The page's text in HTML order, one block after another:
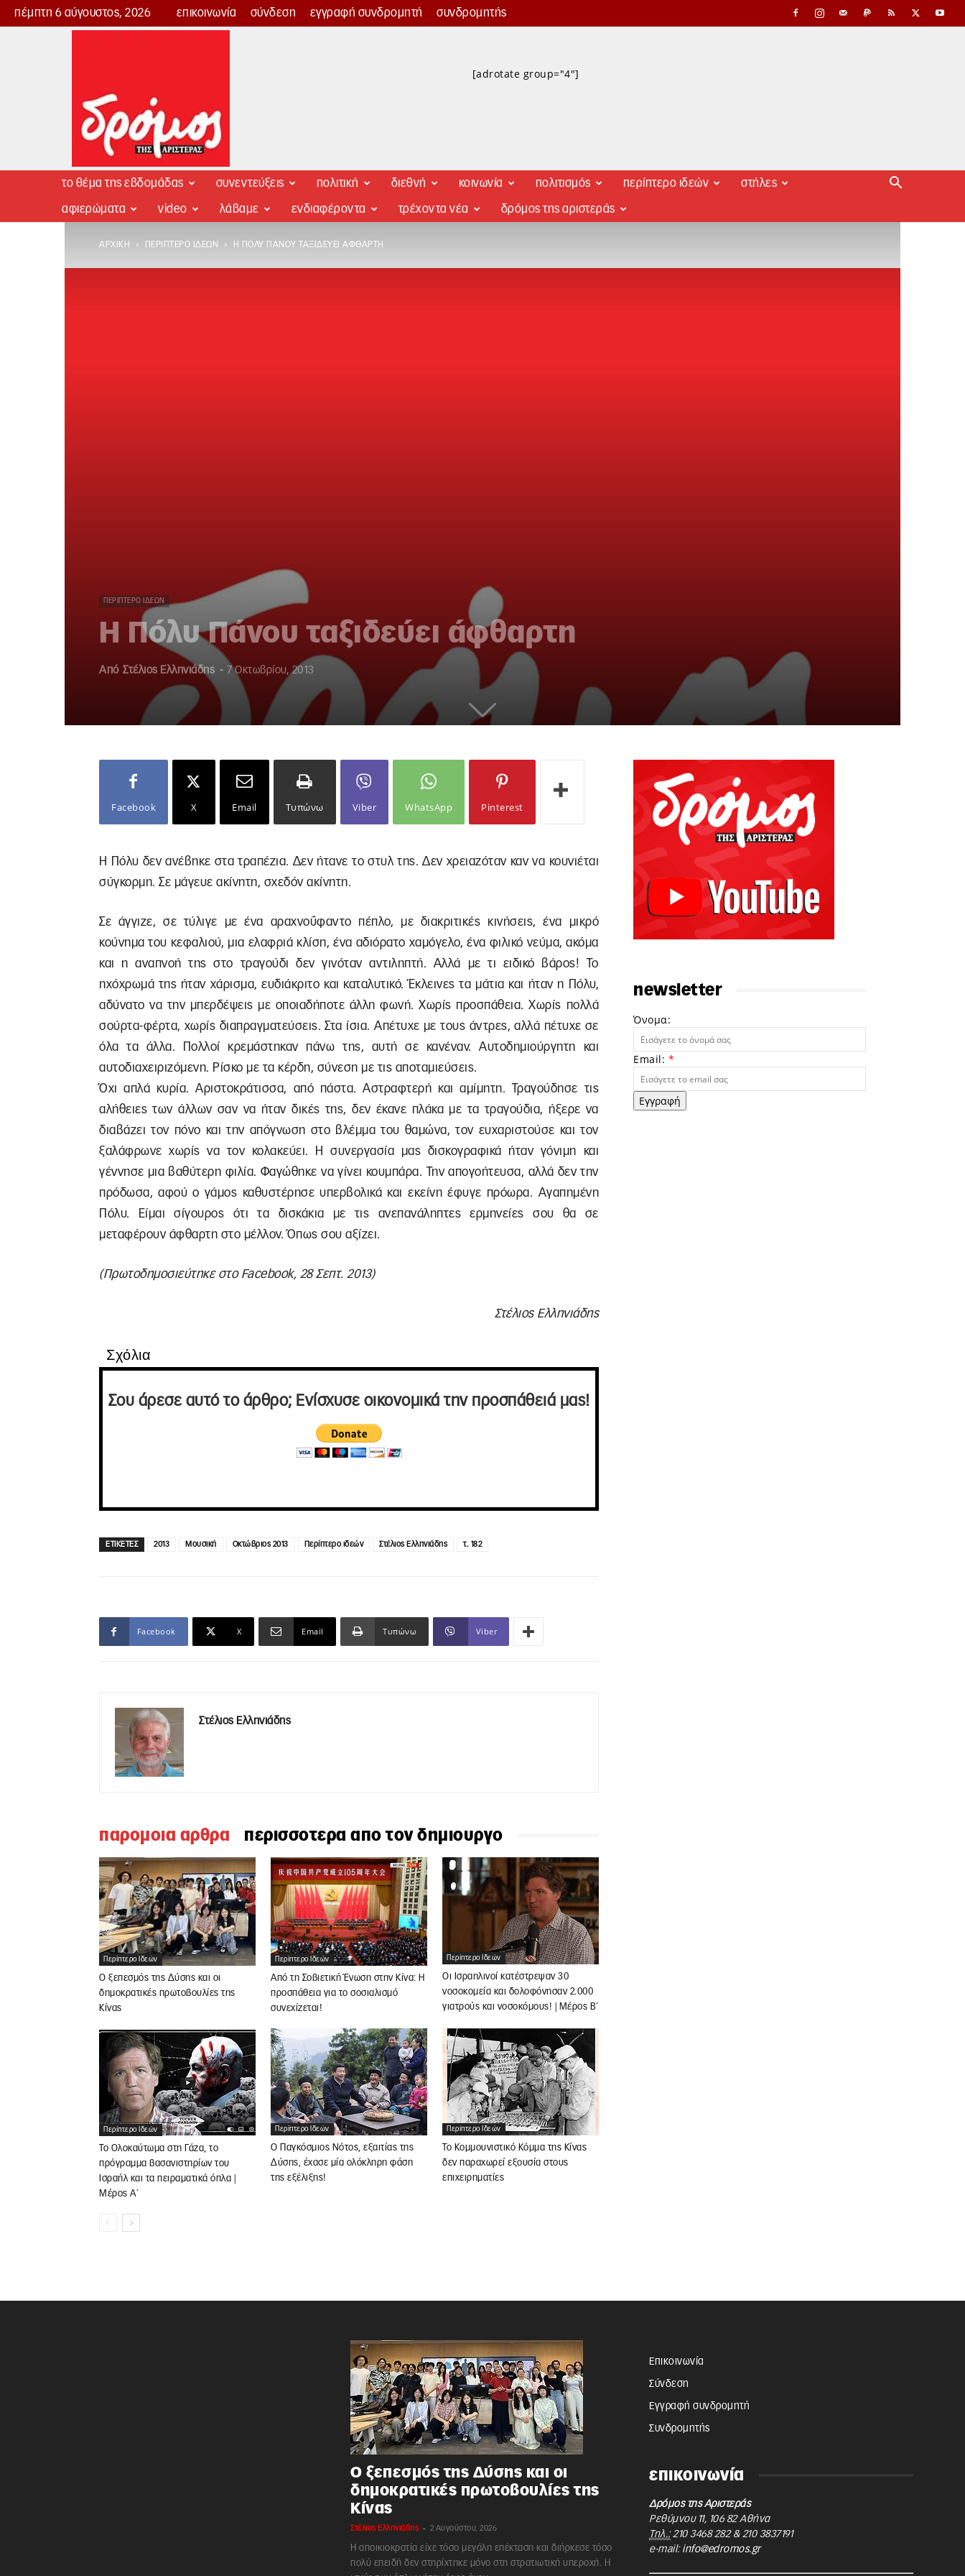
πέμπτη 6 αύγουστος, 2026 επικοινωνία σύνδεση εγγραφή συνδρομητή συνδρομητής
Δρόμος
[adrotate group="4"]
το θέμα της εβδομάδας συνεντεύξεις πολιτική διεθνή κοινωνία πολιτισμός περίπτερο ιδεών στήλες
αφιερώματα video λάβαμε ενδιαφέροντα τρέχοντα νέα δρόμος της αριστεράς
ΑΡΧΙΚΉ ΠΕΡΊΠΤΕΡΟ ΙΔΕΏΝ Η ΠΌΛΥ ΠΆΝΟΥ ΤΑΞΙΔΕΎΕΙ ΆΦΘΑΡΤΗ
ΠΕΡΊΠΤΕΡΟ ΙΔΕΏΝ
Η Πόλυ Πάνου ταξιδεύει άφθαρτη
Από Στέλιος Ελληνιάδης - 7 Οκτωβρίου, 2013
Facebook X Email Τυπώνω Viber WhatsApp Pinterest
Η Πόλυ δεν ανέβηκε στα τραπέζια. Δεν ήτανε το στυλ της. Δεν χρειαζόταν καν να κουνιέται
σύγκορμη. Σε μάγευε ακίνητη, σχεδόν ακίνητη.
Σε άγγιζε, σε τύλιγε με ένα αραχνοΰφαντο πέπλο, με διακριτικές κινήσεις, ένα μικρό
κούνημα του κεφαλιού, μια ελαφριά κλίση, ένα αδιόρατο χαμόγελο, ένα φιλικό νεύμα, ακόμα
και η αναπνοή της στο τραγούδι δεν γινόταν αντιληπτή. Αλλά με τι ειδικό βάρος! Το
ηχόχρωμά της ήταν χάρισμα, ευδιάκριτο και καταλυτικό. Έκλεινες τα μάτια και ήταν η Πόλυ,
αδύνατο να την μπερδέψεις με οποιαδήποτε άλλη φωνή. Χωρίς προσπάθεια. Χωρίς πολλά
σούρτα-φέρτα, χωρίς διαπραγματεύσεις. Στα ίσια. Απέτυχε με τους άντρες, αλλά πέτυχε σε
όλα τα άλλα. Πολλοί κρεμάστηκαν πάνω της, αυτή σε κανέναν. Αυτοδημιούργητη και
αυτοδιαχειριζόμενη. Ρίσκο με τα κέρδη, σύνεση με τις αποταμιεύσεις.
Όχι απλά κυρία. Αριστοκράτισσα, από πάστα. Αστραφτερή και αμίμητη. Τραγούδησε τις
αλήθειες των άλλων σαν να ήταν δικές της, δεν έκανε πλάκα με τα τραγούδια, ήξερε να
διαβάζει τον πόνο και την απόγνωση στο βλέμμα του θαμώνα, τον ευχαριστούσε και τον
ξαλάφρωνε χωρίς να τον κολακεύει. Η συνεργασία μας δισκογραφικά ήταν γόνιμη και
γέννησε μια βαθύτερη φιλία. Φαγώθηκε να γίνει κουμπάρα. Την απογοήτευσα, αλλά δεν την
πρόδωσα, αφού ο γάμος καθυστέρησε υπερβολικά και εκείνη έφυγε πρόωρα. Αγαπημένη
Πόλυ. Είμαι σίγουρος ότι τα δισκάκια με τις ανεπανάληπτες ερμηνείες σου θα σε
μεταφέρουν άφθαρτη στο μέλλον. Όπως σου αξίζει.
(Πρωτοδημοσιεύτηκε στο Facebook, 28 Σεπτ. 2013)
Στέλιος Ελληνιάδης
Σχόλια
Σου άρεσε αυτό το άρθρο; Ενίσχυσε οικονομικά την προσπάθειά μας!
ΕΤΙΚΕΤΕΣ 2013 Μουσική Οκτώβριος 2013 Περίπτερο ιδεών Στέλιος Ελληνιάδης τ. 182
Facebook X Email Τυπώνω Viber
Στέλιος Ελληνιάδης
παρομοια αρθρα περισσοτερα απο τον δημιουργο
Περίπτερο Ιδεών
Ο ξεπεσμός της Δύσης και οι
δημοκρατικές πρωτοβουλίες της
Κίνας
Περίπτερο Ιδεών
Από τη Σοβιετική Ένωση στην Κίνα: Η
προσπάθεια για το σοσιαλισμό
συνεχίζεται!
Περίπτερο Ιδεών
Οι Ισραηλινοί κατέστρεψαν 30
νοσοκομεία και δολοφόνησαν 2.000
γιατρούς και νοσοκόμους! | Μέρος Β΄
Περίπτερο Ιδεών
Το Ολοκαύτωμα στη Γάζα, το
πρόγραμμα βασανιστηρίων του
Ισραήλ και τα πειραματικά όπλα |
Μέρος Α΄
Περίπτερο Ιδεών
Ο Παγκόσμιος Νότος, εξαιτίας της
Δύσης, έχασε μία ολόκληρη φάση
της εξέλιξης!
Περίπτερο Ιδεών
Το Κομμουνιστικό Κόμμα της Κίνας
δεν παραχωρεί εξουσία στους
επιχειρηματίες
newsletter
Όνομα:
Email: *
Εγγραφή
Ο ξεπεσμός της Δύσης και οι
δημοκρατικές πρωτοβουλίες της
Κίνας
Στέλιος Ελληνιάδης - 2 Αυγούστου, 2026
Η αποικιοκρατία είχε τόσο μεγάλη επέκταση και διήρκεσε τόσο
πολύ επειδή δεν στηρίχτηκε μόνο στη στρατιωτική υπεροχή. Η
Επικοινωνία
Σύνδεση
Εγγραφή συνδρομητή
Συνδρομητής
επικοινωνία
Δρόμος της Αριστεράς
Ρεθύμνου 11, 106 82 Αθήνα
Τηλ.: 210 3468 282& 210 3837191
e-mail: info@edromos.gr